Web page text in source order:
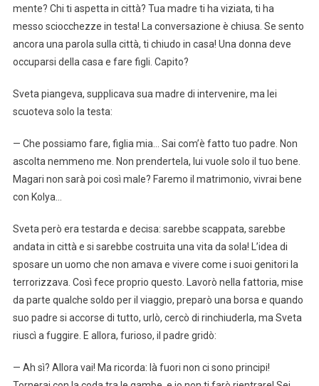
mente? Chi ti aspetta in città? Tua madre ti ha viziata, ti ha
messo sciocchezze in testa! La conversazione è chiusa. Se sento
ancora una parola sulla città, ti chiudo in casa! Una donna deve
occuparsi della casa e fare figli. Capito?
Sveta piangeva, supplicava sua madre di intervenire, ma lei
scuoteva solo la testa:
— Che possiamo fare, figlia mia… Sai com’è fatto tuo padre. Non
ascolta nemmeno me. Non prendertela, lui vuole solo il tuo bene.
Magari non sarà poi così male? Faremo il matrimonio, vivrai bene
con Kolya…
Sveta però era testarda e decisa: sarebbe scappata, sarebbe
andata in città e si sarebbe costruita una vita da sola! L’idea di
sposare un uomo che non amava e vivere come i suoi genitori la
terrorizzava. Così fece proprio questo. Lavorò nella fattoria, mise
da parte qualche soldo per il viaggio, preparò una borsa e quando
suo padre si accorse di tutto, urlò, cercò di rinchiuderla, ma Sveta
riuscì a fuggire. E allora, furioso, il padre gridò:
— Ah sì? Allora vai! Ma ricorda: là fuori non ci sono principi!